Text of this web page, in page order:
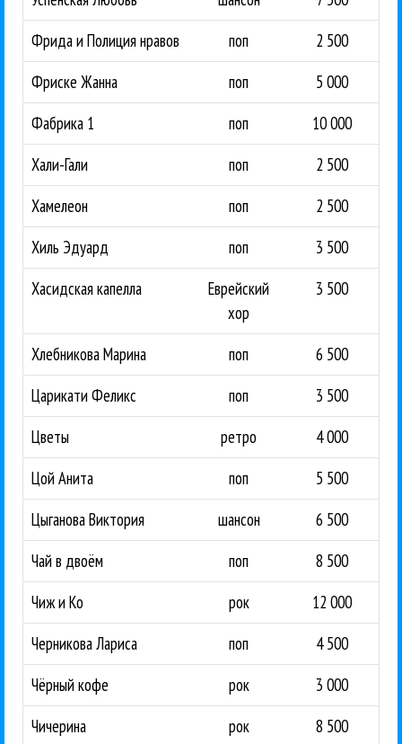
Фрида и Полиция нравов
поп
2 500
Фриске Жанна
поп
5 000
Фабрика 1
поп
10 000
Хали-Гали
поп
2 500
Хамелеон
поп
2 500
Хиль Эдуард
поп
3 500
Хасидская капелла
Еврейский
хор
3 500
Хлебникова Марина поп
6 500
Царикати Феликс
поп
3 500
Цветы
ретро
4 000
Цой Анита
поп
5 500
Цыганова Виктория
шансон
6 500
Чай в двоём
поп
8 500
Чиж и Ко
рок
12 000
Черникова Лариса
поп
4 500
Чёрный кофе
рок
3 000
Чичерина
рок
8 500